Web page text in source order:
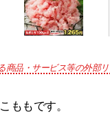
商品・サービス等の外部
ももです。